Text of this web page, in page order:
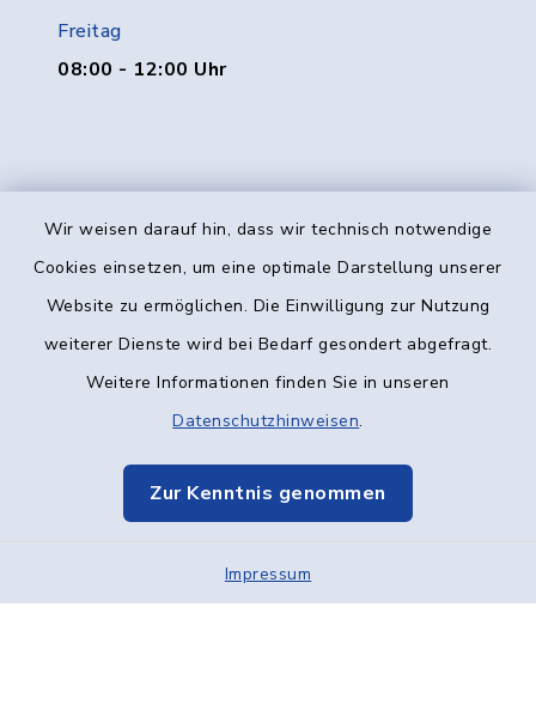
Wir weisen darauf hin, dass wir technisch notwendige
Cookies einsetzen, um eine optimale Darstellung unserer
Website zu ermöglichen. Die Einwilligung zur Nutzung
weiterer Dienste wird bei Bedarf gesondert abgefragt.
Weitere Informationen finden Sie in unseren
Datenschutzhinweisen.
Zur Kenntnis genommen
Impressum
Freitag
08:00 - 12:00 Uhr
Kontakt
Datenschutz
Elektronische Kommunikation
Sitemap